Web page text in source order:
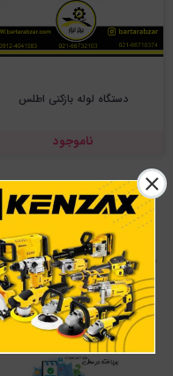
دستگاه لوله بازکنی اطلس
ناموجود
ارسال اکسپرس